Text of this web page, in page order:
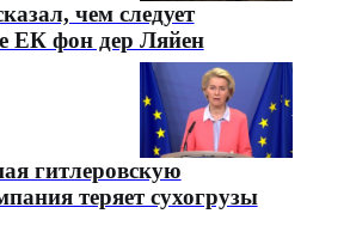
чем следует
ЕК фон дер Ляйен
гитлеровскую
теряет сухогрузы